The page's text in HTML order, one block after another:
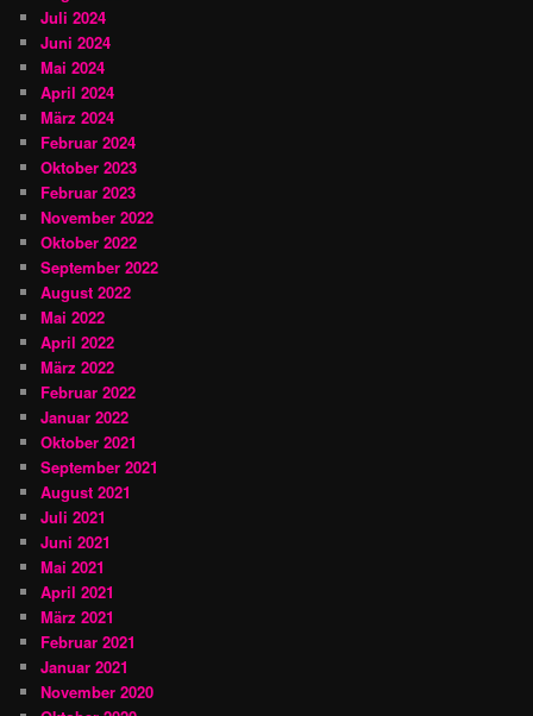
Juli 2024
Juni 2024
Mai 2024
April 2024
März 2024
Februar 2024
Oktober 2023
Februar 2023
November 2022
Oktober 2022
September 2022
August 2022
Mai 2022
April 2022
März 2022
Februar 2022
Januar 2022
Oktober 2021
September 2021
August 2021
Juli 2021
Juni 2021
Mai 2021
April 2021
März 2021
Februar 2021
Januar 2021
November 2020